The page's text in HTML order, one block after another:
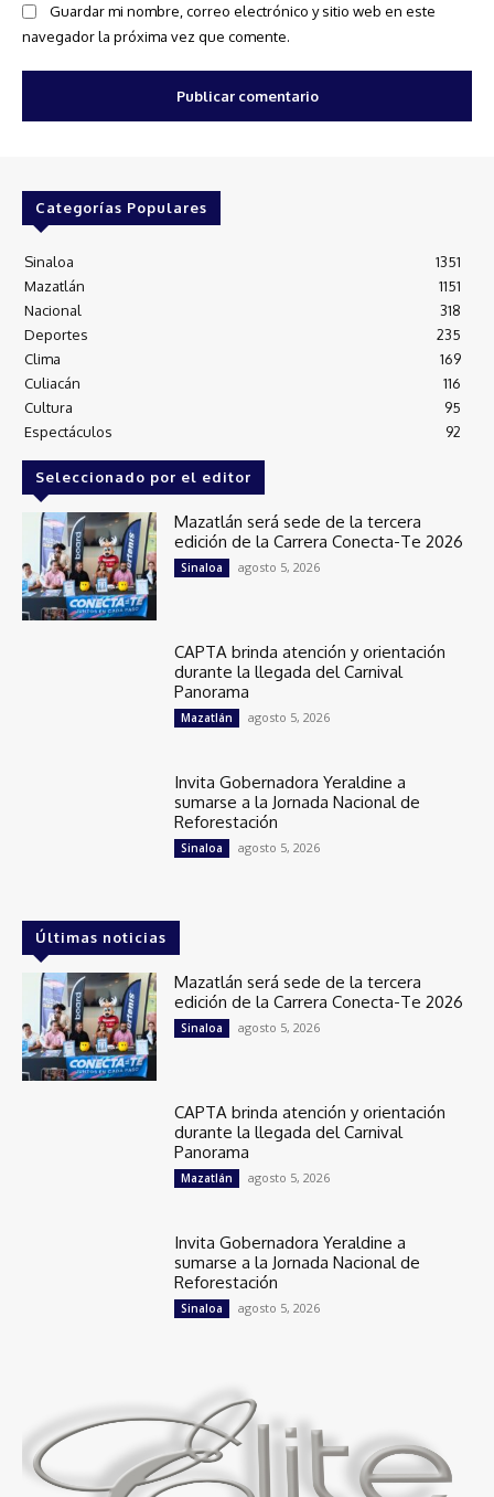
Guardar mi nombre, correo electrónico y sitio web en este
navegador la próxima vez que comente.
Categorías Populares
Sinaloa
1351
Mazatlán
1151
Nacional
318
Deportes
235
Clima
169
Culiacán
116
Cultura
95
Espectáculos
92
Seleccionado por el editor
Mazatlán será sede de la tercera
edición de la Carrera Conecta-Te 2026
Sinaloa agosto 5, 2026
CAPTA brinda atención y orientación
durante la llegada del Carnival
Panorama
Mazatlán agosto 5, 2026
Invita Gobernadora Yeraldine a
sumarse a la Jornada Nacional de
Reforestación
Sinaloa agosto 5, 2026
Últimas noticias
Mazatlán será sede de la tercera
edición de la Carrera Conecta-Te 2026
Sinaloa agosto 5, 2026
CAPTA brinda atención y orientación
durante la llegada del Carnival
Panorama
Mazatlán agosto 5, 2026
Invita Gobernadora Yeraldine a
sumarse a la Jornada Nacional de
Reforestación
Sinaloa agosto 5, 2026